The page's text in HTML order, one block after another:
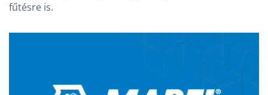
fűtésre is.